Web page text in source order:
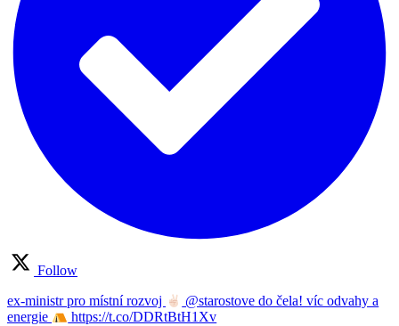
Follow
ex-ministr pro místní rozvoj
@starostove do čela! víc odvahy a
energie
https://t.co/DDRtBtH1Xv